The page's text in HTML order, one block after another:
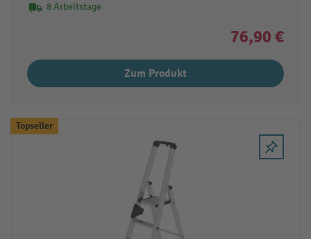
8 Arbeitstage
76,90 €
Zum Produkt
Topseller